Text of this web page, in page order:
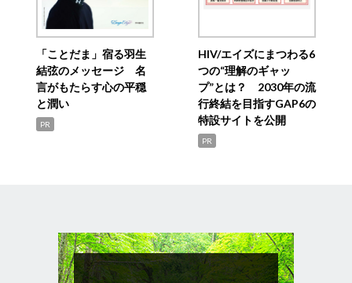
「ことだま」宿る羽生
結弦のメッセージ 名
言がもたらす心の平穏
と潤い
PR
HIV/エイズにまつわる6
つの“理解のギャッ
プ”とは？ 2030年の流
行終結を目指すGAP6の
特設サイトを公開
PR